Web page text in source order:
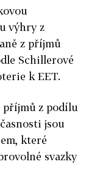
výhry z
z příjmů
Schillerové
k EET.
příjmů z podílu
jsou
které
svazky